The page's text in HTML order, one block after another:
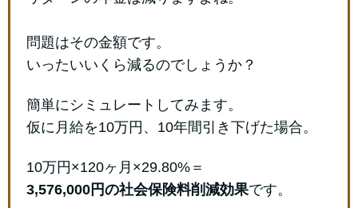
問題はその金額です。
いったいいくら減るのでしょうか？
簡単にシミュレートしてみます。
仮に月給を10万円、10年間引き下げた場合。
10万円×120ヶ月×29.80%＝
3,576,000円の社会保険料削減効果です。